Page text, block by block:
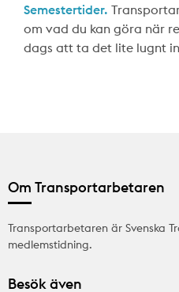
Semestertider.
om vad du kan göra när
dags att ta det lite lugnt
Om Transportarbetaren
Transportarbetaren är Svenska
medlemstidning.
Besök även